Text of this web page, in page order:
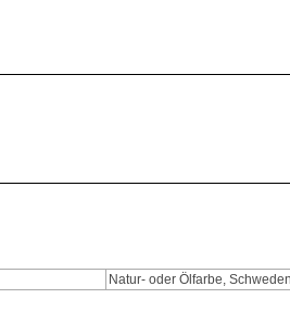
Natur- oder Ölfarbe,